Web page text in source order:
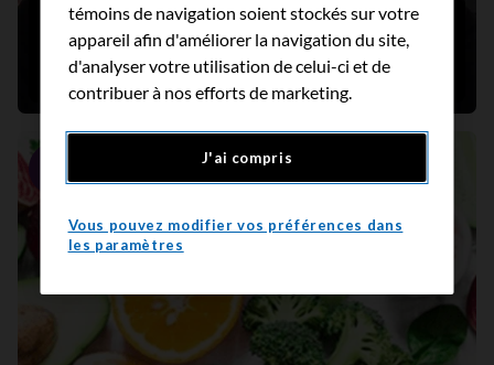
L'histoire de Mark – Comment le soutien d'une
accompagnatrice en abandon du tabac l'a aidé
à arrêter de fumer!
Portrait
témoins de navigation soient stockés sur votre
appareil afin d'améliorer la navigation du site,
d'analyser votre utilisation de celui-ci et de
contribuer à nos efforts de marketing.
J'ai compris
Vous pouvez modifier vos préférences dans
les paramètres